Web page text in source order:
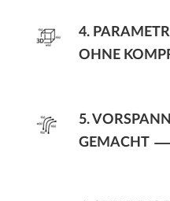
4.
OHNE
5.
GEMACHT